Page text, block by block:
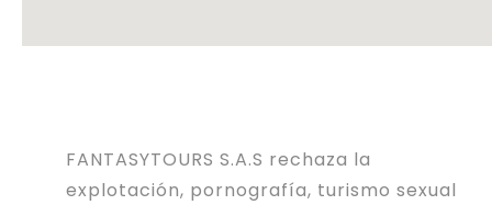
FANTASYTOURS S.A.S rechaza la
explotación, pornografía, turismo sexual